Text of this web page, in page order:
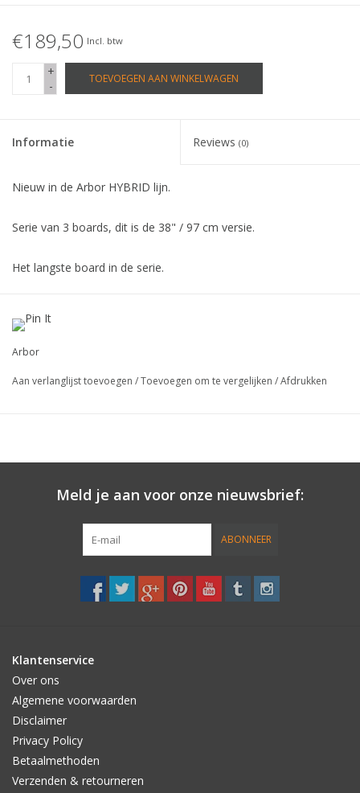
€189,50 Incl. btw
+
-
TOEVOEGEN AAN WINKELWAGEN
Informatie Reviews (0)
Nieuw in de Arbor HYBRID lijn.
Serie van 3 boards, dit is de 38" / 97 cm versie.
Het langste board in de serie.
Rijd dit board in het skatepark en doe daarna een freeride
• Arbor's 63mm 78a Hybrid Series
• ABEC 5 bearings,
Width: 9.25" / 23,5 cm
Wheelbase: 20.00" / 51 cm
Plies::
Arbor
Aan verlanglijst toevoegen /Toevoegen om te vergelijken /Afdrukken
Meld je aan voor onze nieuwsbrief:
ABONNEER
Klantenservice
Over ons
Algemene voorwaarden
Disclaimer
Privacy Policy
Betaalmethoden
Verzenden & retourneren